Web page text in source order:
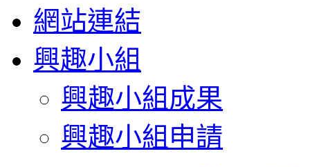
網站連結
興趣小組
興趣小組成果
興趣小組申請